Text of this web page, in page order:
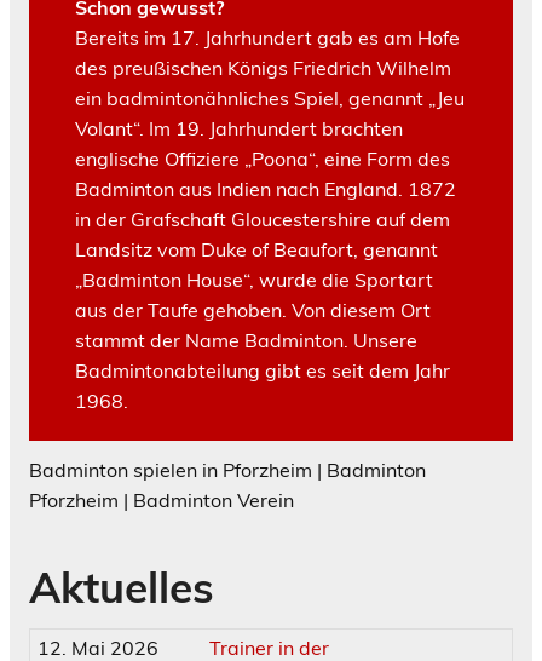
Schon gewusst?
Bereits im 17. Jahrhundert gab es am Hofe
des preußischen Königs Friedrich Wilhelm
ein badmintonähnliches Spiel, genannt „Jeu
Volant“. Im 19. Jahrhundert brachten
englische Offiziere „Poona“, eine Form des
Badminton aus Indien nach England. 1872
in der Grafschaft Gloucestershire auf dem
Landsitz vom Duke of Beaufort, genannt
„Badminton House“, wurde die Sportart
aus der Taufe gehoben. Von diesem Ort
stammt der Name Badminton. Unsere
Badmintonabteilung gibt es seit dem Jahr
1968.
Badminton spielen in Pforzheim | Badminton
Pforzheim | Badminton Verein
Aktuelles
12. Mai 2026
Trainer in der